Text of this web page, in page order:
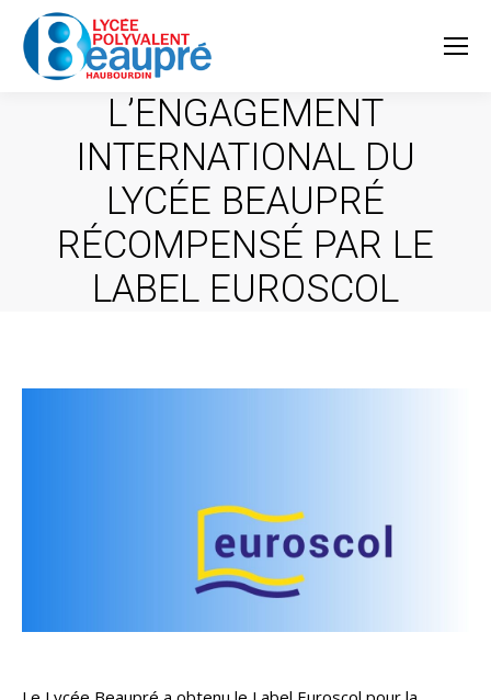
L’ENGAGEMENT
INTERNATIONAL DU
LYCÉE BEAUPRÉ
RÉCOMPENSÉ PAR LE
LABEL EUROSCOL